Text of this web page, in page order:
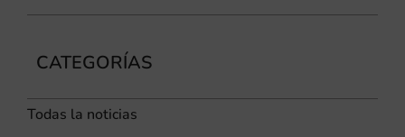
CATEGORÍAS
Todas la noticias